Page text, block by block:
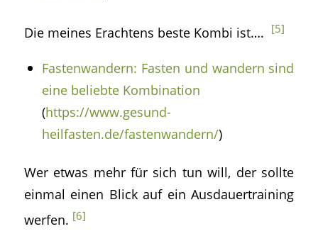
Die meines Erachtens beste Kombi ist…. [5]
Fastenwandern: Fasten und wandern sind
eine beliebte Kombination
(https://www.gesund-
heilfasten.de/fastenwandern/)
Wer etwas mehr für sich tun will, der sollte
einmal einen Blick auf ein Ausdauertraining
werfen. [6]